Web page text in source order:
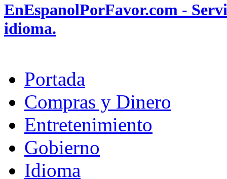
EnEspanolPorFavor.com -
idioma.
Portada
Compras y Dinero
Entretenimiento
Gobierno
Idioma